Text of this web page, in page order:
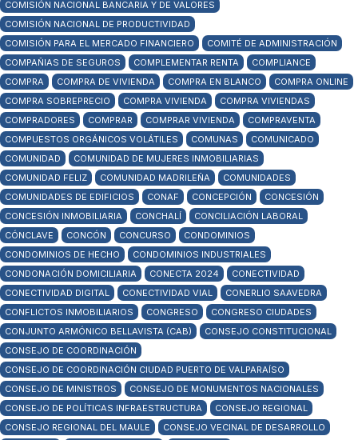
COMISIÓN NACIONAL BANCARIA Y DE VALORES
COMISIÓN NACIONAL DE PRODUCTIVIDAD
COMISIÓN PARA EL MERCADO FINANCIERO
COMITÉ DE ADMINISTRACIÓN
COMPAÑIAS DE SEGUROS
COMPLEMENTAR RENTA
COMPLIANCE
COMPRA
COMPRA DE VIVIENDA COMPRA EN BLANCO
COMPRA ONLINE
COMPRA SOBREPRECIO
COMPRA VIVIENDA
COMPRA VIVIENDAS
COMPRADORES
COMPRAR COMPRAR VIVIENDA
COMPRAVENTA
COMPUESTOS ORGÁNICOS VOLÁTILES
COMUNAS
COMUNICADO
COMUNIDAD
COMUNIDAD DE MUJERES INMOBILIARIAS
COMUNIDAD FELIZ
COMUNIDAD MADRILEÑA
COMUNIDADES
COMUNIDADES DE EDIFICIOS
CONAF CONCEPCIÓN
CONCESIÓN
CONCESIÓN INMOBILIARIA
CONCHALÍ
CONCILIACIÓN LABORAL
CÓNCLAVE
CONCÓN CONCURSO
CONDOMINIOS
CONDOMINIOS DE HECHO
CONDOMINIOS INDUSTRIALES
CONDONACIÓN DOMICILIARIA
CONECTA 2024
CONECTIVIDAD
CONECTIVIDAD DIGITAL
CONECTIVIDAD VIAL
CONERLIO SAAVEDRA
CONFLICTOS INMOBILIARIOS
CONGRESO
CONGRESO CIUDADES
CONJUNTO ARMÓNICO BELLAVISTA (CAB)
CONSEJO CONSTITUCIONAL
CONSEJO DE COORDINACIÓN
CONSEJO DE COORDINACIÓN CIUDAD PUERTO DE VALPARAÍSO
CONSEJO DE MINISTROS
CONSEJO DE MONUMENTOS NACIONALES
CONSEJO DE POLÍTICAS INFRAESTRUCTURA
CONSEJO REGIONAL
CONSEJO REGIONAL DEL MAULE
CONSEJO VECINAL DE DESARROLLO